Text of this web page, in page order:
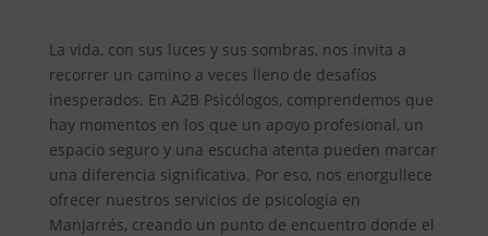
La vida, con sus luces y sus sombras, nos invita a
recorrer un camino a veces lleno de desafíos
inesperados. En A2B Psicólogos, comprendemos que
hay momentos en los que un apoyo profesional, un
espacio seguro y una escucha atenta pueden marcar
una diferencia significativa. Por eso, nos enorgullece
ofrecer nuestros servicios de psicología en
Manjarrés, creando un punto de encuentro donde el